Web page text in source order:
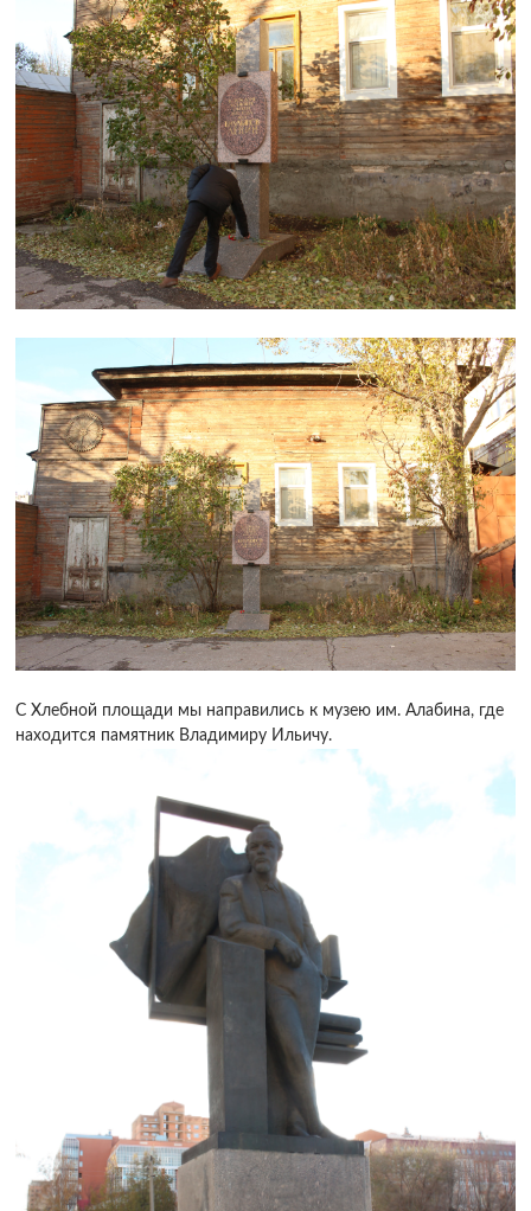
С Хлебной площади мы направились к музею им. Алабина, где
находится памятник Владимиру Ильичу.